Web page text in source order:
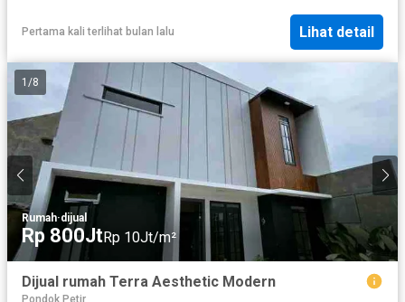
Pertama kali terlihat bulan lalu Lihat detail
1 /8
Rumah·dijual
Rp 800JtRp 10Jt/m²
Dijual rumah Terra Aesthetic Modern
Pondok Petir